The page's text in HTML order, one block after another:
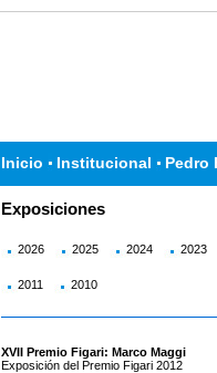
Inicio Institucional Pedro
Exposiciones
2026 2025 2024 2023
2011 2010
XVII Premio Figari: Marco Maggi
Exposición del Premio Figari 2012